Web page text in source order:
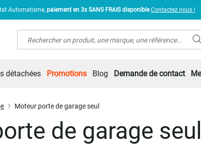
Automatisme, paiement en 3x SANS FRAIS disponible Contactez nous !
détachées Promotions Blog Demande de contact
Moteur porte de garage seul
de garage seul